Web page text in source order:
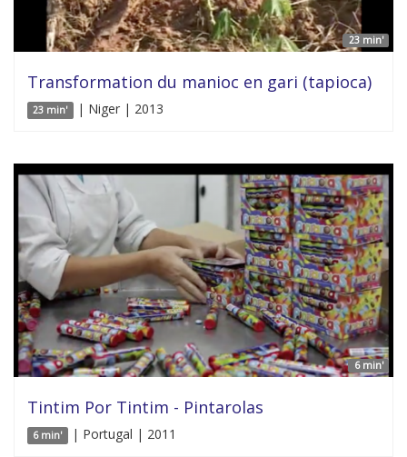
23 min'
Transformation du manioc en gari (tapioca)
23 min' | Niger | 2013
6 min'
Tintim Por Tintim - Pintarolas
6 min' | Portugal | 2011